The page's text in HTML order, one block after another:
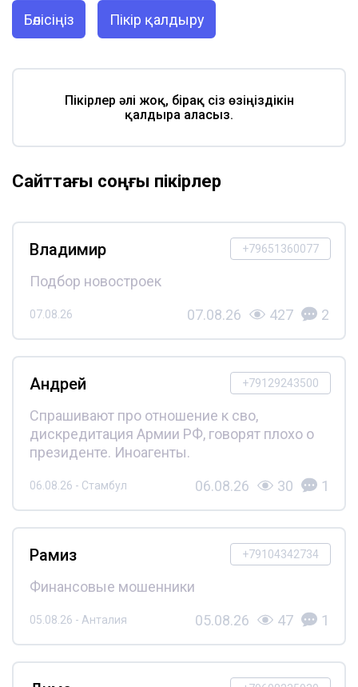
Бөлісіңіз Пікір қалдыру
Пікірлер әлі жоқ, бірақ сіз өзіңіздікін
қалдыра аласыз.
Сайттағы соңғы пікірлер
+79651360077
Владимир
Подбор новостроек
07.08.26 07.08.26 427 2
+79129243500
Андрей
Спрашивают про отношение к сво,
дискредитация Армии РФ, говорят плохо о
президенте. Иноагенты.
06.08.26 - Стамбул 06.08.26 30 1
+79104342734
Рамиз
Финансовые мошенники
05.08.26 - Анталия 05.08.26 47 1